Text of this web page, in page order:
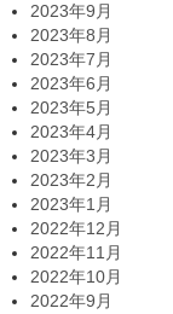
2023年9月
2023年8月
2023年7月
2023年6月
2023年5月
2023年4月
2023年3月
2023年2月
2023年1月
2022年12月
2022年11月
2022年10月
2022年9月